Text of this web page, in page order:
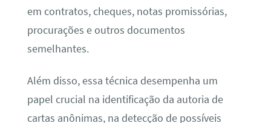
em contratos, cheques, notas promissórias,
procurações e outros documentos
semelhantes.
Além disso, essa técnica desempenha um
papel crucial na identificação da autoria de
cartas anônimas, na detecção de possíveis